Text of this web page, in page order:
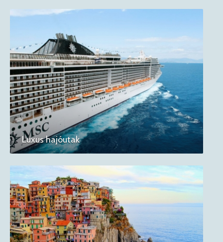
Luxus hajóutak